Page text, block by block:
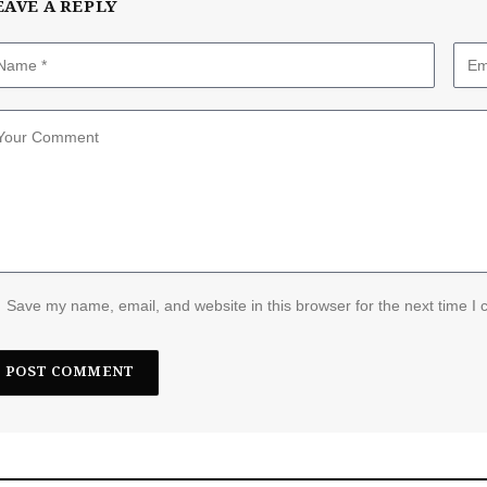
A REPLY
Save my name, email, and website in this browser for the next time I